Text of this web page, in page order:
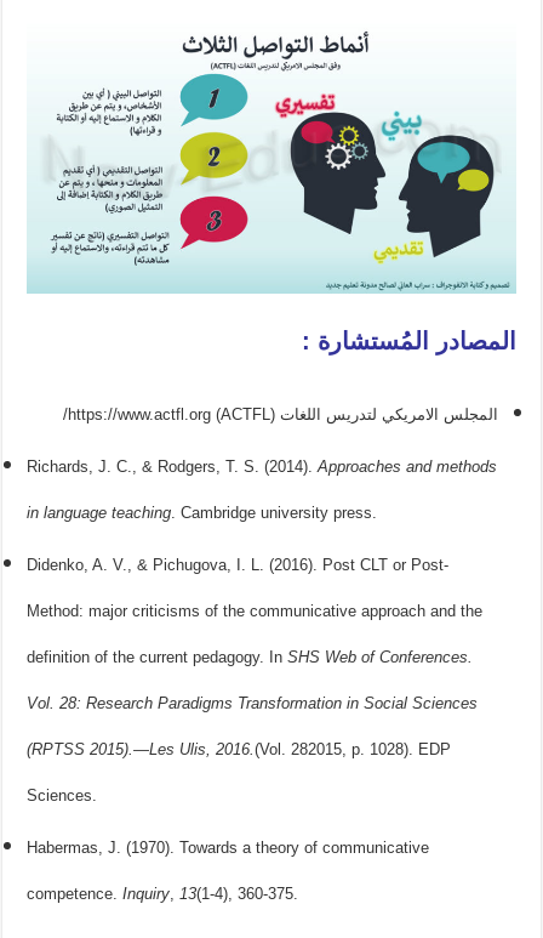
المصادر المُستشارة :
المجلس الامريكي لتدريس اللغات (ACTFL) https://www.actfl.org/
Richards, J. C., & Rodgers, T. S. (2014).Approaches and methods
in language teaching . Cambridge university press.
Didenko, A. V., & Pichugova, I. L. (2016). Post CLT or Post-
Method: major criticisms of the communicative approach and the
definition of the current pedagogy. InSHS Web of Conferences.
Vol. 28: Research Paradigms Transformation in Social Sciences
(RPTSS 2015).—Les Ulis, 2016.(Vol. 282015, p. 1028). EDP
Sciences.
Habermas, J. (1970). Towards a theory of communicative
competence.Inquiry 13(1-4), 360-375.